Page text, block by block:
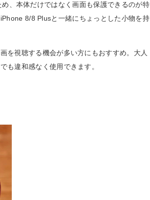
、本体だけではなく画面も保護できるのが特
8/8 Plusと一緒にちょっとした小物を持
を視聴する機会が多い方にもおすすめ。大人
も違和感なく使用できます。